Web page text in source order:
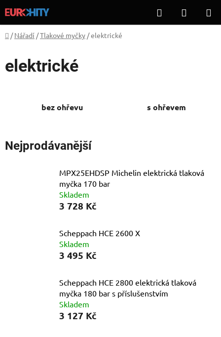
na
obsah
Hledat
KOŠÍK
Domů
/ Nářadí /Tlakové myčky /elektrické
elektrické
bez ohřevu s ohřevem
Nejprodávanější
MPX25EHDSP Michelin elektrická tlaková
myčka 170 bar
Skladem
3 728 Kč
Scheppach HCE 2600 X
Skladem
3 495 Kč
Scheppach HCE 2800 elektrická tlaková
myčka 180 bar s příslušenstvím
Skladem
3 127 Kč